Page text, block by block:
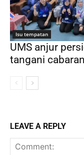
Isu tempatan
UMS anjur
tangani
LEAVE A REPLY